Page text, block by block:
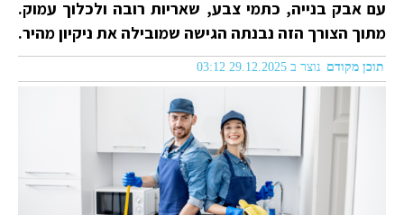
עם אבק בנייה, כתמי צבע, שאריות רובה ולכלוך עמוק.
מתוך הצורך הזה נבנתה הגישה שמובילה את ניקיון מהיר.
תוכן מקודם נוצר ב 29.12.2025 03:12